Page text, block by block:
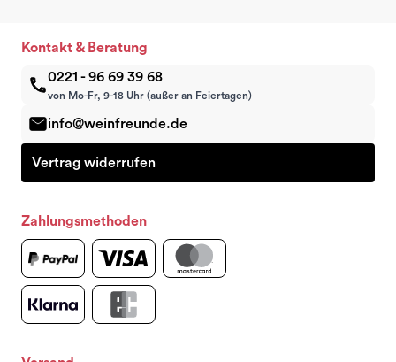
Kontakt & Beratung
0221 - 96 69 39 68
von Mo-Fr, 9-18 Uhr (außer an Feiertagen)
info@weinfreunde.de
Vertrag widerrufen
Zahlungsmethoden